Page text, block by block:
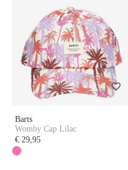
Barts
Womby Cap Lilac
€ 29,95